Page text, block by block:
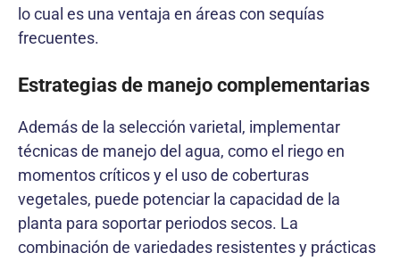
lo cual es una ventaja en áreas con sequías
frecuentes.
Estrategias de manejo complementarias
Además de la selección varietal, implementar
técnicas de manejo del agua, como el riego en
momentos críticos y el uso de coberturas
vegetales, puede potenciar la capacidad de la
planta para soportar periodos secos. La
combinación de variedades resistentes y prácticas